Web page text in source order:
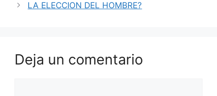
LA ELECCION DEL HOMBRE?
Deja un comentario